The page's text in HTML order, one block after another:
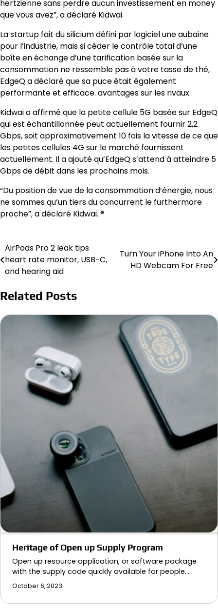
hertzienne sans perdre aucun investissement en money
que vous avez”, a déclaré Kidwai.
La startup fait du silicium défini par logiciel une aubaine
pour l’industrie, mais si céder le contrôle total d’une
boîte en échange d’une tarification basée sur la
consommation ne ressemble pas à votre tasse de thé,
EdgeQ a déclaré que sa puce était également
performante et efficace. avantages sur les rivaux.
Kidwai a affirmé que la petite cellule 5G basée sur EdgeQ
qui est échantillonnée peut actuellement fournir 2,2
Gbps, soit approximativement 10 fois la vitesse de ce que
les petites cellules 4G sur le marché fournissent
actuellement. Il a ajouté qu’EdgeQ s’attend à atteindre 5
Gbps de débit dans les prochains mois.
“Du position de vue de la consommation d’énergie, nous
ne sommes qu’un tiers du concurrent le furthermore
proche”, a déclaré Kidwai. ®
Post
navigation
AirPods Pro 2 leak tips
heart rate monitor, USB-C,
and hearing aid
Turn Your iPhone Into An
HD Webcam For Free
Related Posts
Heritage of Open up Supply Program
Open up resource application, or software package
with the supply code quickly available for people…
October 6, 2023